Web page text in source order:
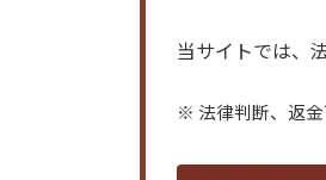
当サイトでは、
※ 法律判断、返金